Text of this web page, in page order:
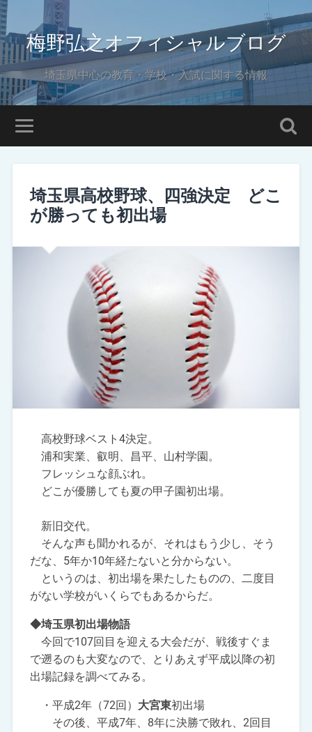
梅野弘之オフィシャルブログ
埼玉県中心の教育・学校・入試に関する情報
埼玉県高校野球、四強決定 どこ
が勝っても初出場
高校野球ベスト4決定。
浦和実業、叡明、昌平、山村学園。
フレッシュな顔ぶれ。
どこが優勝しても夏の甲子園初出場。
新旧交代。
そんな声も聞かれるが、それはもう少し、そう
だな、5年か10年経たないと分からない。
というのは、初出場を果たしたものの、二度目
がない学校がいくらでもあるからだ。
◆埼玉県初出場物語
今回で107回目を迎える大会だが、戦後すぐま
で遡るのも大変なので、とりあえず平成以降の初
出場記録を調べてみる。
・平成2年（72回） 大宮東初出場
その後、平成7年、8年に決勝で敗れ、2回目